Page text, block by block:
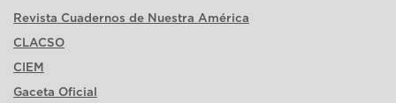
Revista Cuadernos de Nuestra América
CLACSO
CIEM
Gaceta Oficial